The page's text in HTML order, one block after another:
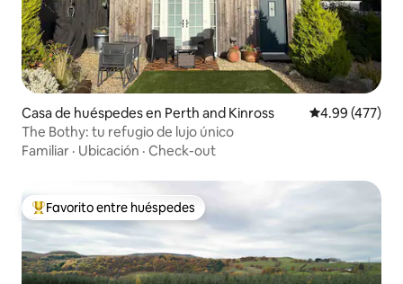
Casa de huéspedes en Perth and Kinross Calificación
4.99 (477)
The Bothy: tu refugio de lujo único
Familiar · Ubicación · Check-out
Favorito entre huéspedes preferido
Favorito entre huéspedes